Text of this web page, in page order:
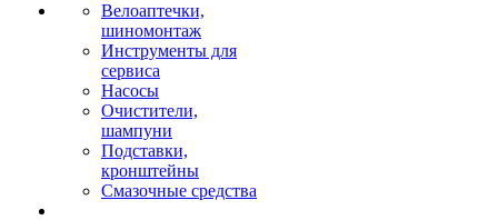
Велоаптечки,
шиномонтаж
Инструменты для
сервиса
Насосы
Очистители,
шампуни
Подставки,
кронштейны
Смазочные средства